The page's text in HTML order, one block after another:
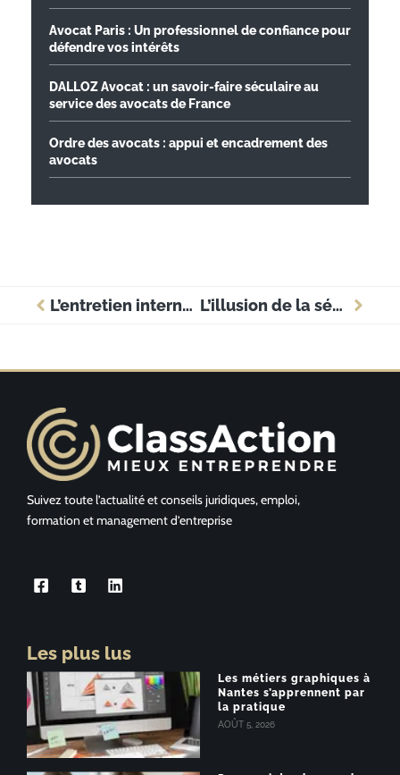
Avocat Paris : Un professionnel de confiance pour
défendre vos intérêts
DALLOZ Avocat : un savoir-faire séculaire au
service des avocats de France
Ordre des avocats : appui et encadrement des
avocats
L’entretien interne : réussir et décrocher un poste de conseiller juridique interne L’illusion de la sécurité d’emploi des avocats et ses implications pratiques.
Suivez toute l’actualité et conseils juridiques, emploi,
formation et management d’entreprise
Les plus lus
Les métiers graphiques à
Nantes s’apprennent par
la pratique
AOÛT 5, 2026